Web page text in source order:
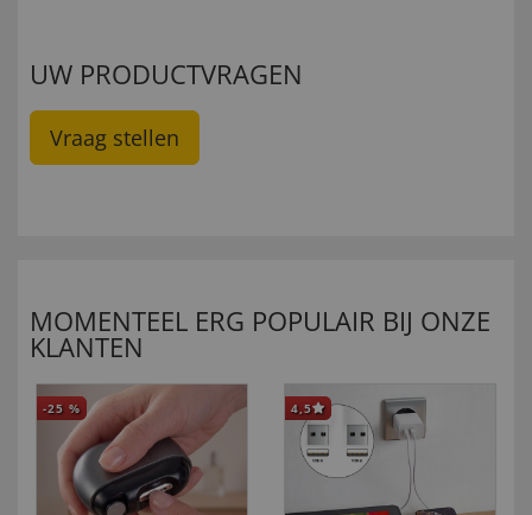
UW PRODUCTVRAGEN
Vraag stellen
MOMENTEEL ERG POPULAIR BIJ ONZE
KLANTEN
-25 % 4,5